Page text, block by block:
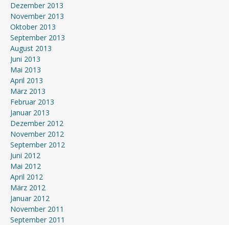
Dezember 2013
November 2013
Oktober 2013
September 2013
August 2013
Juni 2013
Mai 2013
April 2013
März 2013
Februar 2013
Januar 2013
Dezember 2012
November 2012
September 2012
Juni 2012
Mai 2012
April 2012
März 2012
Januar 2012
November 2011
September 2011